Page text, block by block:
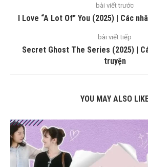
bài viết trước
I Love “A Lot Of” You (2025) | Các
bài viết tiếp
Secret Ghost The Series (2025) |
truyện
YOU MAY ALSO